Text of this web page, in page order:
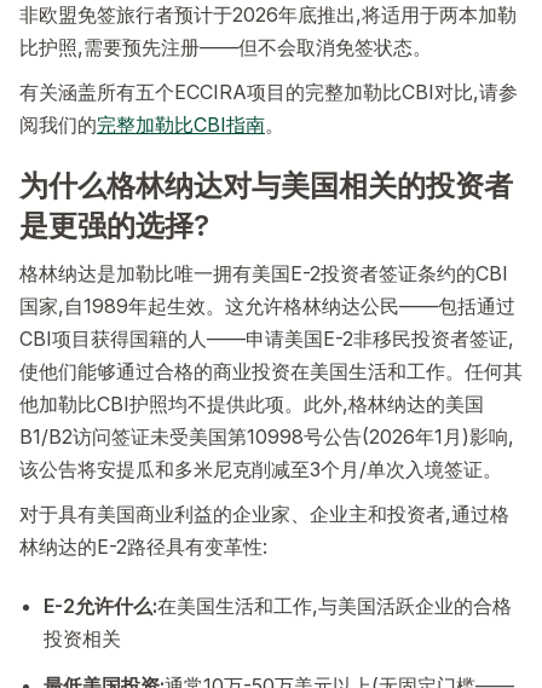
非欧盟免签旅行者预计于2026年底推出,将适用于两本加勒
比护照,需要预先注册——但不会取消免签状态。
有关涵盖所有五个ECCIRA项目的完整加勒比CBI对比,请参
阅我们的完整加勒比CBI指南。
为什么格林纳达对与美国相关的投资者
是更强的选择?
格林纳达是加勒比唯一拥有美国E-2投资者签证条约的CBI
国家,自1989年起生效。这允许格林纳达公民——包括通过
CBI项目获得国籍的人——申请美国E-2非移民投资者签证,
使他们能够通过合格的商业投资在美国生活和工作。任何其
他加勒比CBI护照均不提供此项。此外,格林纳达的美国
B1/B2访问签证未受美国第10998号公告(2026年1月)影响,
该公告将安提瓜和多米尼克削减至3个月/单次入境签证。
对于具有美国商业利益的企业家、企业主和投资者,通过格
林纳达的E-2路径具有变革性:
E-2允许什么:在美国生活和工作,与美国活跃企业的合格
投资相关